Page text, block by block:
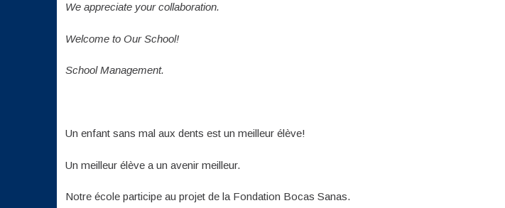
We appreciate your collaboration.
Welcome to Our School!
School Management.
Un enfant sans mal aux dents est un meilleur élève!
Un meilleur élève a un avenir meilleur.
Notre école participe au projet de la Fondation Bocas Sanas.